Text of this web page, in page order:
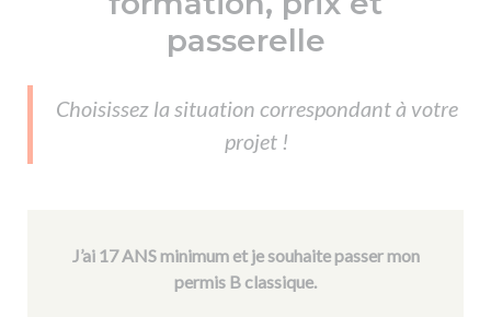
Permis & handicap
Voir tous les permis
De la navigation
Formations pro.
Permis poids lourd
Formation FIMO
Formation CACES
Devenir enseignant de la conduite
Ressources
passerelle
Choisissez la situation correspondant à votre
projet !
J’ai 17 ANS minimum et je souhaite passer mon
permis B classique.